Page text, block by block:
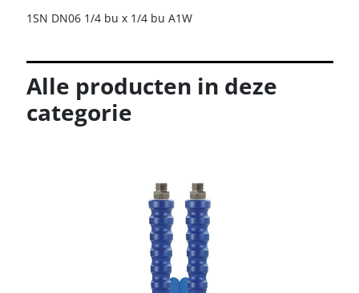
1SN DN06 1/4 bu x 1/4 bu A1W
Alle producten in deze
categorie